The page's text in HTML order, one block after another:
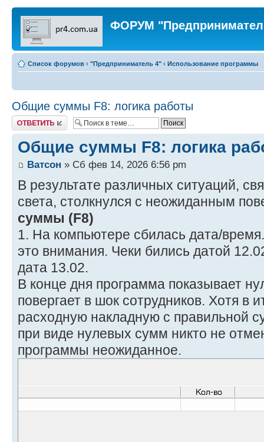
ФОРУМ
Список форумов ‹ "Предприниматель 4" ‹ Использование программы
Общие суммы F8: логика работы
Ответить
Общие суммы F8: логика
Ватсон » Сб фев 14, 2026 6:56 pm
В результате различных ситуаций,
света, столкнулся с неожиданным
суммы (F8)
1. На компьютере сбилась дата/
это внимания. Чеки бились датой
дата 13.02.
В конце дня программа показывает
повергает в шок сотрудников. Хотя в
расходную накладную с правильной
при виде нулевых сумм никто не
программы неожиданное.